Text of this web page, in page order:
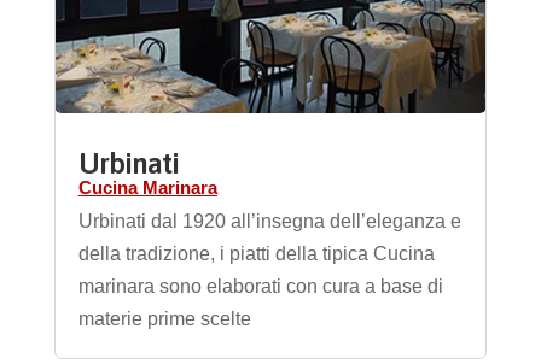
Urbinati
Cucina Marinara
Urbinati dal 1920 all’insegna dell’eleganza e
della tradizione, i piatti della tipica Cucina
marinara sono elaborati con cura a base di
materie prime scelte